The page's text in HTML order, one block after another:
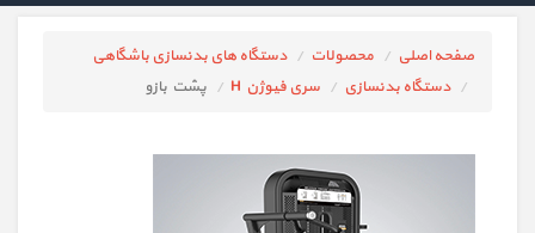
صفحه اصلی محصولات
دستگاه های بدنسازی باشگاهی
دستگاه بدنسازی
سری فیوژن H پشت بازو